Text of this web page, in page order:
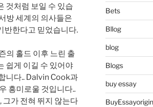
것처럼 보일 수 있습
방 세계의 의사들은
반한다고 믿었습니다.
의 홀드 이후 느린 출
쉽게 이길 수 있어야
니다.. Dalvin Cook과
흥미로울 것입니다..
가 전혀 뛰지 않는다
Bets
Bllog
blog
Blogs
buy essay